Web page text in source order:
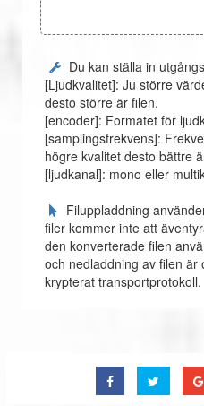
Du kan ställa in
[Ljudkvalitet]: Ju större
desto större är filen.
[encoder]: Formatet för
[samplingsfrekvens]:
högre kvalitet desto bättre
[ljudkanal]: mono eller
Filuppladdning
filer kommer inte att
den konverterade filen
och nedladdning av filen är
krypterat transportprotokoll.